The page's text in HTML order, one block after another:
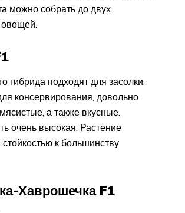
можно собрать до двух
гибрида подходят для засолки.
консервирования, довольно
а также вкусные.
очень высокая. Растение
стойкостью к большинству
Хаврошечка F1